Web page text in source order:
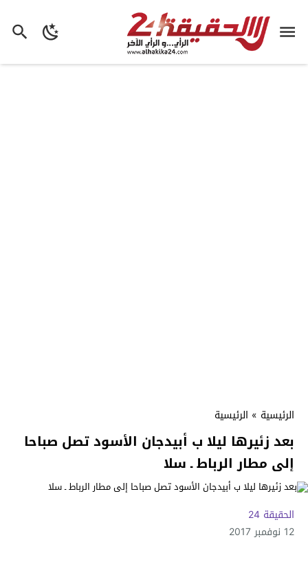
الرئيسية » الرئيسية
بعد زئيرها ليلا ب أبيدجان الأسود تصل صباحا
إلى مطار الرباط ـ سلا
الحقيقة 24
12 نوفمبر 2017